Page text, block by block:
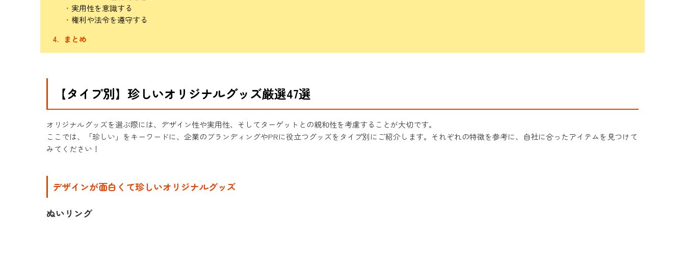
実用性を意識する
権利や法令を遵守する
まとめ
【タイプ別】珍しいオリジナルグッズ厳選47選
オリジナルグッズを選ぶ際には、デザイン性や実用性、そしてターゲットとの親和性を考慮することが大切です。
ここでは、「珍しい」をキーワードに、企業のブランディングやPRに役立つグッズをタイプ別にご紹介します。それぞれの特徴を参考に、自社に合ったアイテムを見つけて
みてください！
デザインが面白くて珍しいオリジナルグッズ
ぬいリング